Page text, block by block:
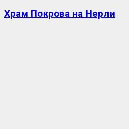
Храм Покрова на Нерли